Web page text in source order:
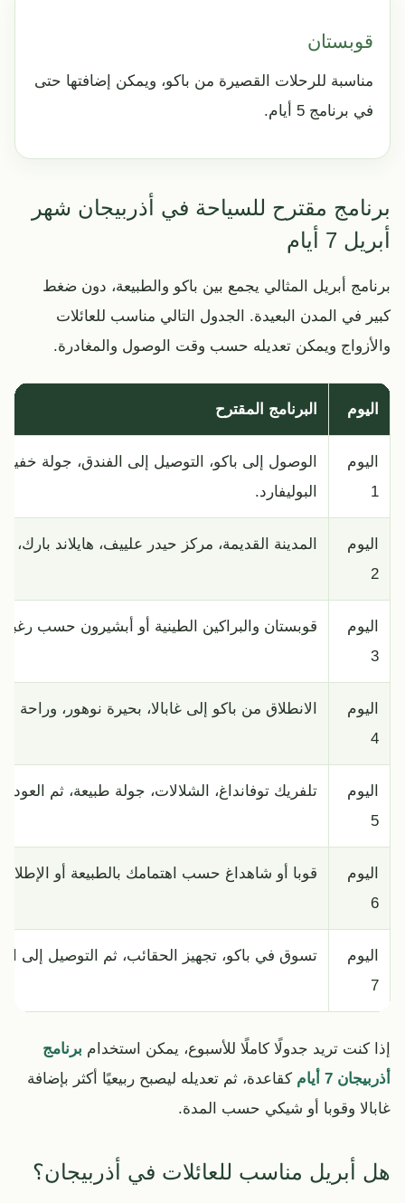
قوبستان
مناسبة للرحلات القصيرة من باكو، ويمكن إضافتها حتى
في برنامج 5 أيام.
برنامج مقترح للسياحة في أذربيجان شهر
أبريل 7 أيام
برنامج أبريل المثالي يجمع بين باكو والطبيعة، دون ضغط
كبير في المدن البعيدة. الجدول التالي مناسب للعائلات
والأزواج ويمكن تعديله حسب وقت الوصول والمغادرة.
اليوم البرنامج المقترح
اليوم
1
الوصول إلى باكو، التوصيل إلى الفندق، جولة
البوليفارد.
اليوم
2
المدينة القديمة، مركز حيدر علييف، هايلاند بارك،
اليوم
3
قوبستان والبراكين الطينية أو أبشيرون حسب رغبة
اليوم
4
الانطلاق من باكو إلى غابالا، بحيرة نوهور، وراحة
اليوم
5
تلفريك توفانداغ، الشلالات، جولة طبيعة، ثم
اليوم
6
قوبا أو شاهداغ حسب اهتمامك بالطبيعة أو
اليوم
7
تسوق في باكو، تجهيز الحقائب، ثم التوصيل إلى
إذا كنت تريد جدولًا كاملًا للأسبوع، يمكن استخدام برنامج
أذربيجان 7 أيام
كقاعدة، ثم تعديله ليصبح ربيعيًا أكثر بإضافة
غابالا وقوبا أو شيكي حسب المدة.
هل أبريل مناسب للعائلات في أذربيجان؟